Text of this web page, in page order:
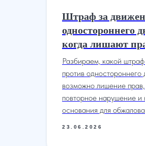
Штраф за
одностороннего
когда лишают
Разбираем, какой
против одностороннего
возможно лишение
повторное нарушение и
основания для
23.06.2026